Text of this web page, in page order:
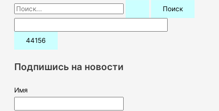
П
о
и
:Подпишись на новости
Имя